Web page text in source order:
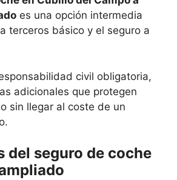
es una opción intermedia
terceros básico y el seguro a
civil obligatoria,
adicionales que protegen
sin llegar al coste de un
del seguro de coche